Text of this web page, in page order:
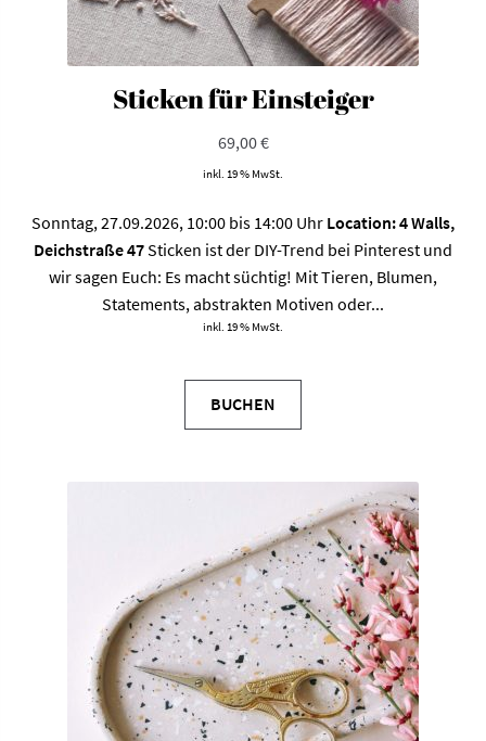
Sticken für Einsteiger
69,00€
inkl. 19 % MwSt.
Sonntag, 27.09.2026, 10:00 bis 14:00 Uhr Location: 4 Walls,
Deichstraße 47Sticken ist der DIY-Trend bei Pinterest und
wir sagen Euch: Es macht süchtig! Mit Tieren, Blumen,
Statements, abstrakten Motiven oder...
inkl. 19 % MwSt.
BUCHEN